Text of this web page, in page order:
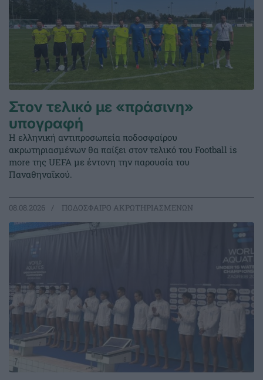
Στον τελικό με «πράσινη»
υπογραφή
Η ελληνική αντιπροσωπεία ποδοσφαίρου
ακρωτηριασμένων θα παίξει στον τελικό του Football is
more της UEFA με έντονη την παρουσία του
Παναθηναϊκού.
08.08.2026 ΠΟΔΟΣΦΑΙΡΟ ΑΚΡΩΤΗΡΙΑΣΜΕΝΩΝ